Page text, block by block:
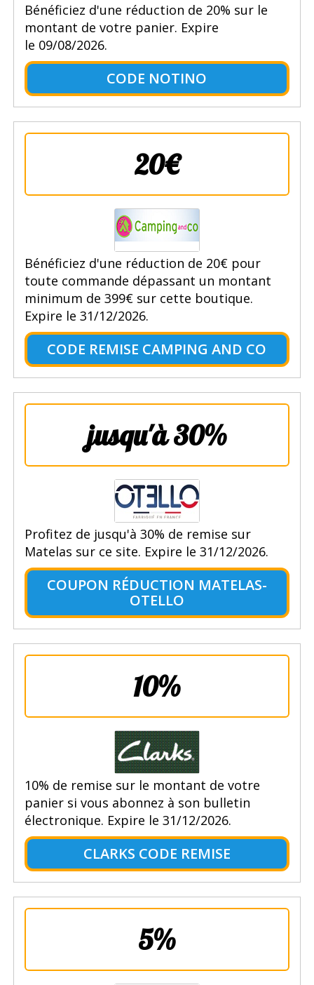
Bénéficiez d'une réduction de 20% sur le
montant de votre panier. Expire
le 09/08/2026.
CODE NOTINO
20€
Bénéficiez d'une réduction de 20€ pour
toute commande dépassant un montant
minimum de 399€ sur cette boutique.
Expire le 31/12/2026.
CODE REMISE CAMPING AND CO
jusqu'à 30%
Profitez de jusqu'à 30% de remise sur
Matelas sur ce site. Expire le 31/12/2026.
COUPON RÉDUCTION MATELAS-
OTELLO
10%
10% de remise sur le montant de votre
panier si vous abonnez à son bulletin
électronique. Expire le 31/12/2026.
CLARKS CODE REMISE
5%